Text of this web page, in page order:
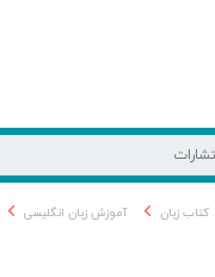
کتاب زبان آموزش زبان انگلیسی